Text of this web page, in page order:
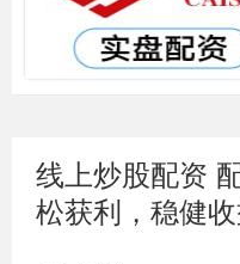
线上炒股配资
松获利，稳健